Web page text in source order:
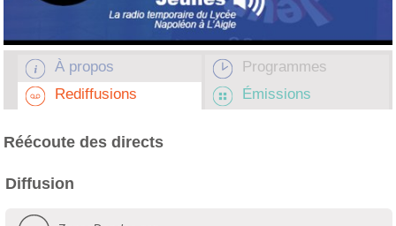
À propos
Programmes
Rediffusions
Émissions
Réécoute des directs
Diffusion